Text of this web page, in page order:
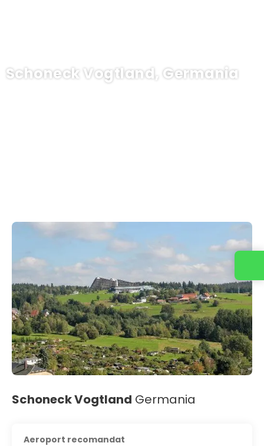
Schoneck Vogtland, Germania
Schoneck Vogtland Germania
Aeroport recomandat